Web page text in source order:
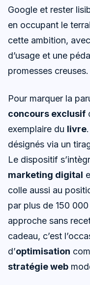
Google et rester
en occupant le
cette ambition,
d’usage et une
promesses creuses.
Pour marquer la
concours exclusif
exemplaire du livre
désignés via un
Le dispositif
marketing digital
colle aussi au
par plus de 150
approche sans
cadeau, c’est
d’optimisation
stratégie web